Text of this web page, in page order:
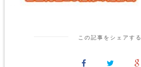
この記事をシェアする